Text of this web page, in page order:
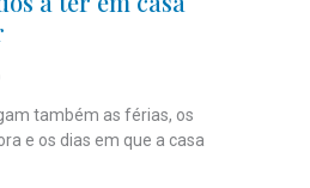
também as férias, os
e os dias em que a casa